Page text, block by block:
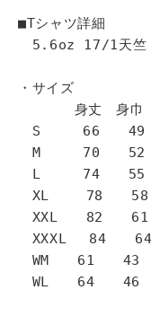
■Tシャツ詳細
5.6oz 17/1天竺
・サイズ
身丈 身巾
S 66 49
M 70 52
L 74 55
XL 78
XXL 82
XXXL 84
WM 61
WL 64